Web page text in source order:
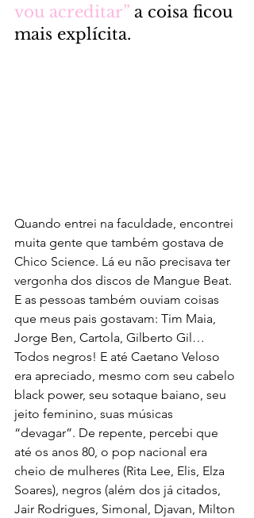
vou acreditar” a coisa ficou
mais explícita.
Quando entrei na faculdade, encontrei
muita gente que também gostava de
Chico Science. Lá eu não precisava ter
vergonha dos discos de Mangue Beat.
E as pessoas também ouviam coisas
que meus pais gostavam: Tim Maia,
Jorge Ben, Cartola, Gilberto Gil…
Todos negros! E até Caetano Veloso
era apreciado, mesmo com seu cabelo
black power, seu sotaque baiano, seu
jeito feminino, suas músicas
“devagar”. De repente, percebi que
até os anos 80, o pop nacional era
cheio de mulheres (Rita Lee, Elis, Elza
Soares), negros (além dos já citados,
Jair Rodrigues, Simonal, Djavan, Milton